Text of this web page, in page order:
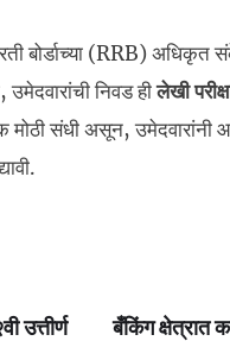
बोर्डाच्या (RRB)
उमेदवारांची निवड हीलेखी
एक मोठी संधी असून,
उत्तीर्ण
बँकिंग क्षेत्रात